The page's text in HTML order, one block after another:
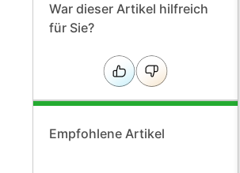
War dieser Artikel hilfreich
für Sie?
Empfohlene Artikel